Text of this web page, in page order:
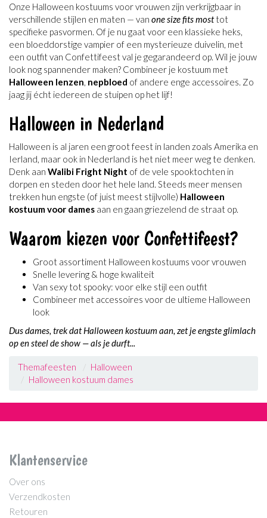
Onze Halloween kostuums voor vrouwen zijn verkrijgbaar in
verschillende stijlen en maten — van one size fits mosttot
specifieke pasvormen. Of je nu gaat voor een klassieke heks,
een bloeddorstige vampier of een mysterieuze duivelin, met
een outfit van Confettifeest val je gegarandeerd op. Wil je jouw
look nog spannender maken? Combineer je kostuum met
Halloween lenzen, nepbloed of andere enge accessoires. Zo
jaag jij écht iedereen de stuipen op het lijf!
Halloween in Nederland
Halloween is al jaren een groot feest in landen zoals Amerika en
Ierland, maar ook in Nederland is het niet meer weg te denken.
Denk aan Walibi Fright Night of de vele spooktochten in
dorpen en steden door het hele land. Steeds meer mensen
trekken hun engste (of juist meest stijlvolle) Halloween
kostuum voor dames aan en gaan griezelend de straat op.
Waarom kiezen voor Confettifeest?
Groot assortiment Halloween kostuums voor vrouwen
Snelle levering & hoge kwaliteit
Van sexy tot spooky: voor elke stijl een outfit
Combineer met accessoires voor de ultieme Halloween
look
Dus dames, trek dat Halloween kostuum aan, zet je engste glimlach
op en steel de show — als je durft...
Themafeesten
Halloween
Halloween kostuum dames
Klantenservice
Over ons
Verzendkosten
Retouren